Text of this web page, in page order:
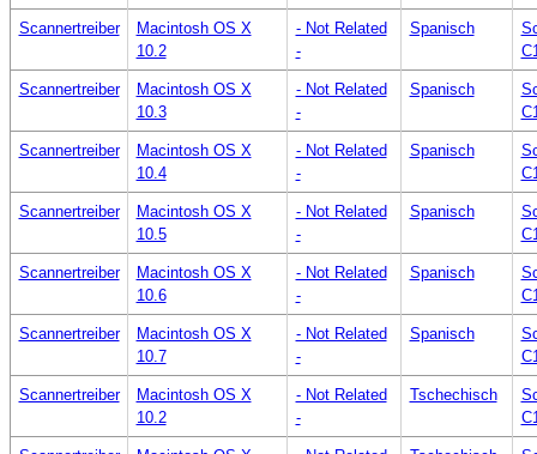
Scannertreiber
Macintosh OS X
10.2
- Not Related
-
Spanisch
Scannertreiber
Macintosh OS X
10.3
- Not Related
-
Spanisch
Scannertreiber
Macintosh OS X
10.4
- Not Related
-
Spanisch
Scannertreiber
Macintosh OS X
10.5
- Not Related
-
Spanisch
Scannertreiber
Macintosh OS X
10.6
- Not Related
-
Spanisch
Scannertreiber
Macintosh OS X
10.7
- Not Related
-
Spanisch
Scannertreiber
Macintosh OS X
10.2
- Not Related
-
Tschechisch